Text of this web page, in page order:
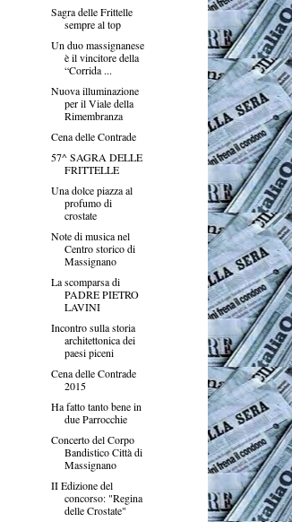
Sagra delle Frittelle
sempre al top
Un duo massignanese
è il vincitore della
“Corrida ...
Nuova illuminazione
per il Viale della
Rimembranza
Cena delle Contrade
57^ SAGRA DELLE
FRITTELLE
Una dolce piazza al
profumo di
crostate
Note di musica nel
Centro storico di
Massignano
La scomparsa di
PADRE PIETRO
LAVINI
Incontro sulla storia
architettonica dei
paesi piceni
Cena delle Contrade
2015
Ha fatto tanto bene in
due Parrocchie
Concerto del Corpo
Bandistico Città di
Massignano
II Edizione del
concorso: "Regina
delle Crostate"